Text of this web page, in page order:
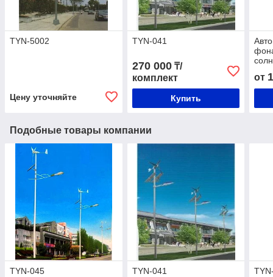
TYN-5002
Цену уточняйте
TYN-041
270 000₸/
комплект
Купить
от
Подобные товары компании
TYN-045 TYN-041